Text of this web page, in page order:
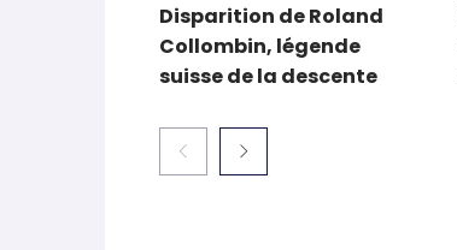
Disparition de Roland
Collombin, légende
suisse de la descente